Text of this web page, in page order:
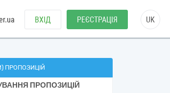
ВХІД РЕЄСТРАЦІЯ UK
ПРОПОЗИЦІЙ
ПРОПОЗИЦІЙ